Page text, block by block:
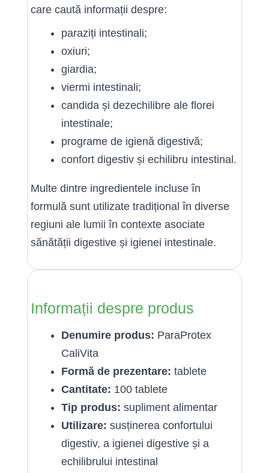
care caută informații despre:
paraziți intestinali;
oxiuri;
giardia;
viermi intestinali;
candida și dezechilibre ale florei
intestinale;
programe de igienă digestivă;
confort digestiv și echilibru intestinal.
Multe dintre ingredientele incluse în
formulă sunt utilizate tradițional în diverse
regiuni ale lumii în contexte asociate
sănătății digestive și igienei intestinale.
Informații despre produs
Denumire produs: ParaProtex
CaliVita
Formă de prezentare: tablete
Cantitate: 100 tablete
Tip produs: supliment alimentar
Utilizare: susținerea confortului
digestiv, a igienei digestive și a
echilibrului intestinal